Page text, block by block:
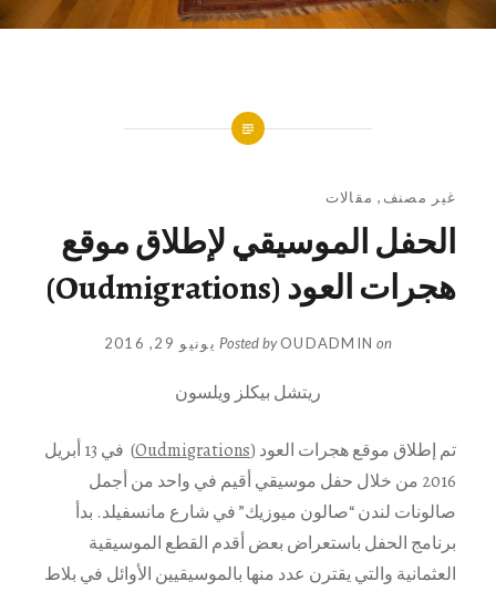
غير مصنف , مقالات
الحفل الموسيقي لإطلاق موقع
هجرات العود (Oudmigrations)
Posted byOUDADMIN on يونيو 29, 2016
ريتشل بيكلز ويلسون
تم إطلاق موقع هجرات العود (Oudmigrations
) في 13 أبريل
2016 من خلال حفل موسيقي أقيم في واحد من أجمل
صالونات لندن “صالون ميوزيك” في شارع مانسفيلد. بدأ
برنامج الحفل باستعراض بعض أقدم القطع الموسيقية
العثمانية والتي يقترن عدد منها بالموسيقيين الأوائل في بلاط